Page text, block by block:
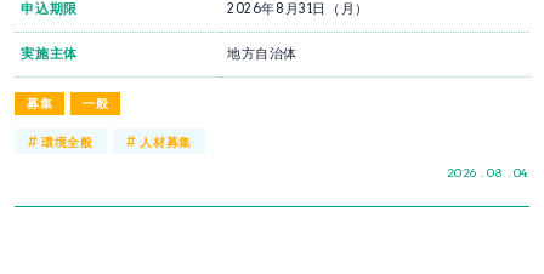
募集 一般
2026 . 08 . 04
申込期限 2026年8月31日（月）
実施主体 地方自治体
#環境全般 # 人材募集